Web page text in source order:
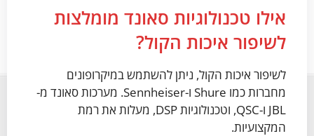
אילו טכנולוגיות סאונד מומלצות
לשיפור איכות הקול?
לשיפור איכות הקול, ניתן להשתמש במיקרופונים
מחברות כמו Shure ו-Sennheiser. מערכות סאונד מ-
JBL ו-QSC, וטכנולוגיות DSP, מעלות את רמת
המקצועיות.